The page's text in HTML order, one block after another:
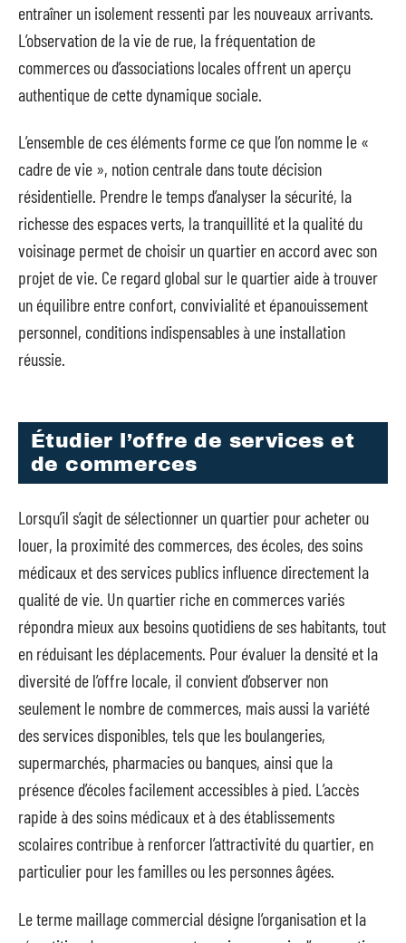
entraîner un isolement ressenti par les nouveaux arrivants.
L’observation de la vie de rue, la fréquentation de
commerces ou d’associations locales offrent un aperçu
authentique de cette dynamique sociale.
L’ensemble de ces éléments forme ce que l’on nomme le «
cadre de vie », notion centrale dans toute décision
résidentielle. Prendre le temps d’analyser la sécurité, la
richesse des espaces verts, la tranquillité et la qualité du
voisinage permet de choisir un quartier en accord avec son
projet de vie. Ce regard global sur le quartier aide à trouver
un équilibre entre confort, convivialité et épanouissement
personnel, conditions indispensables à une installation
réussie.
Étudier l’offre de services et
de commerces
Lorsqu’il s’agit de sélectionner un quartier pour acheter ou
louer, la proximité des commerces, des écoles, des soins
médicaux et des services publics influence directement la
qualité de vie. Un quartier riche en commerces variés
répondra mieux aux besoins quotidiens de ses habitants, tout
en réduisant les déplacements. Pour évaluer la densité et la
diversité de l’offre locale, il convient d’observer non
seulement le nombre de commerces, mais aussi la variété
des services disponibles, tels que les boulangeries,
supermarchés, pharmacies ou banques, ainsi que la
présence d’écoles facilement accessibles à pied. L’accès
rapide à des soins médicaux et à des établissements
scolaires contribue à renforcer l’attractivité du quartier, en
particulier pour les familles ou les personnes âgées.
Le terme maillage commercial désigne l’organisation et la